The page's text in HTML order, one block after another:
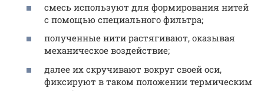
смесь используют для формирования нитей
с помощью специального фильтра;
полученные нити растягивают, оказывая
механическое воздействие;
далее их скручивают вокруг своей оси,
фиксируют в таком положении термическим